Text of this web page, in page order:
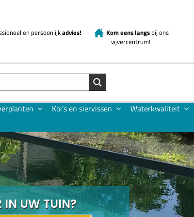
en persoonlijkadvies! Kom eens langs bij ons
vijvercentrum!
Koi’s en siervissen Waterkwaliteit
IN UW TUIN?